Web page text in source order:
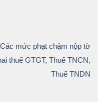
Các mức phạt chậm nộp tờ
thuế GTGT, Thuế TNCN,
Thuế TNDN